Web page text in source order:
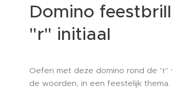
Domino
"r" initiaal
Oefen met deze domino rond de "r"
de woorden, in een feestelijk thema.